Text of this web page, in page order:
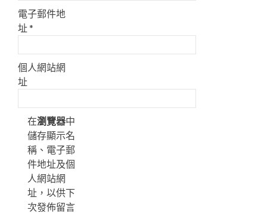
電子郵件地
址*
個人網站網
址
在瀏覽器中
儲存顯示名
稱、電子郵
件地址及個
人網站網
址，以供下
次發佈留言